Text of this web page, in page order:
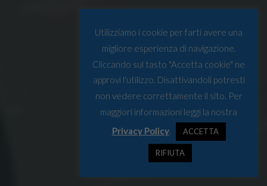
Utilizziamo i cookie per farti avere una
migliore esperienza di navigazione.
Cliccando sul tasto "Accetta cookie" ne
approvi l'utilizzo. Disattivandoli potresti
non vedere correttamente il sito. Per
maggiori informazioni leggi la nostra
Privacy Policy. ACCETTA
RIFIUTA